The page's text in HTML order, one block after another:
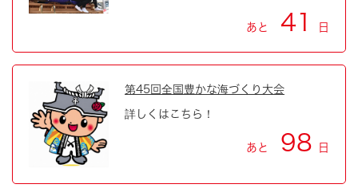
あと 41 日
第45回全国豊かな海づくり大会
詳しくはこちら！
あと 98 日